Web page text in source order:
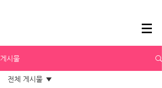
게시물
전체 게시물